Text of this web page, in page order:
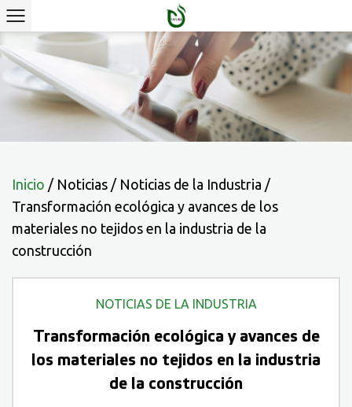
Inicio / Noticias / Noticias de la Industria /
Transformación ecológica y avances de los
materiales no tejidos en la industria de la
construcción
NOTICIAS DE LA INDUSTRIA
Transformación ecológica y avances de
los materiales no tejidos en la industria
de la construcción